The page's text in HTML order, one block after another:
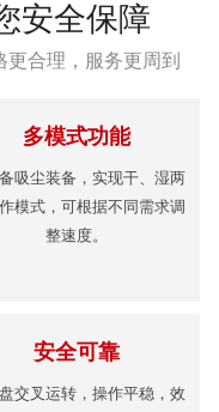
安全保障
合理，服务更周到
多模式功能
吸尘装备，实现干、湿两
模式，可根据不同需求调
整速度。
安全可靠
交叉运转，操作平稳，效